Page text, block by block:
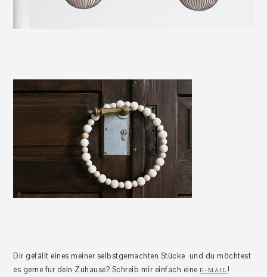
Dir gefällt eines meiner selbstgemachten Stücke und du möchtest
es gerne für dein Zuhause? Schreib mir einfach eineE-MAIL!